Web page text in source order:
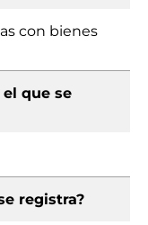
con bienes
que se
registra?